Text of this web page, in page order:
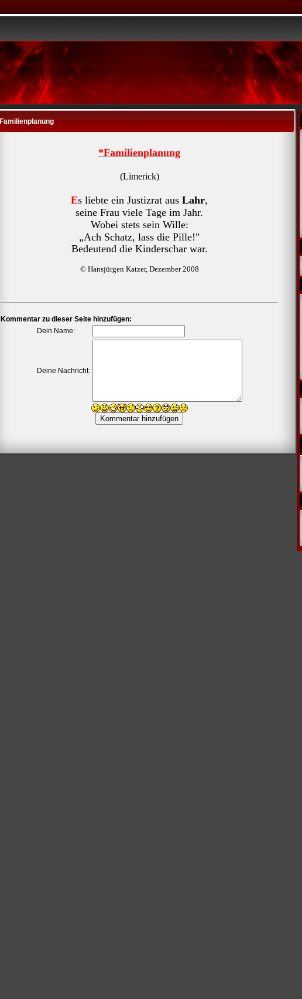
Familienplanung
*Familienplanung
(Limerick)
Es liebte ein Justizrat aus Lahr,
seine Frau viele Tage im Jahr.
Wobei stets sein Wille:
„Ach Schatz, lass die Pille!"
Bedeutend die Kinderschar war.
© Hansjürgen Katzer, Dezember 2008
Kommentar zu dieser Seite hinzufügen:
Dein Name:
Deine Nachricht: